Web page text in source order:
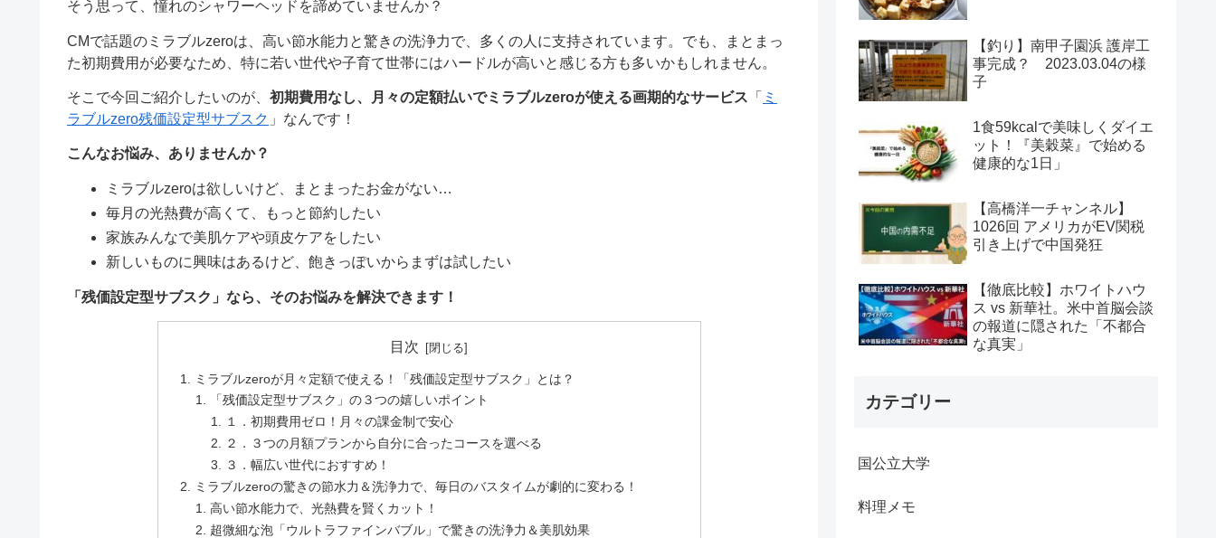
そう思って、憧れのシャワーヘッドを諦めていませんか？
CMで話題のミラブルzeroは、高い節水能力と驚きの洗浄力で、多くの人に支持されています。でも、まとまっ
た初期費用が必要なため、特に若い世代や子育て世帯にはハードルが高いと感じる方も多いかもしれません。
そこで今回ご紹介したいのが、 初期費用なし、月々の定額払いでミラブルzeroが使える画期的なサービス 「 ミ
ラブルzero残価設定型サブスク 」なんです！
こんなお悩み、ありませんか？
ミラブルzeroは欲しいけど、まとまったお金がない…
毎月の光熱費が高くて、もっと節約したい
家族みんなで美肌ケアや頭皮ケアをしたい
新しいものに興味はあるけど、飽きっぽいからまずは試したい
「残価設定型サブスク」なら、そのお悩みを解決できます！
目次
ミラブルzeroが月々定額で使える！「残価設定型サブスク」とは？
「残価設定型サブスク」の３つの嬉しいポイント
１．初期費用ゼロ！月々の課金制で安心
２．３つの月額プランから自分に合ったコースを選べる
３．幅広い世代におすすめ！
ミラブルzeroの驚きの節水力＆洗浄力で、毎日のバスタイムが劇的に変わる！
高い節水能力で、光熱費を賢くカット！
超微細な泡「ウルトラファインバブル」で驚きの洗浄力＆美肌効果
【釣り】南甲子園浜 護岸工
事完成？ 2023.03.04の様
子
1食59kcalで美味しくダイエ
ット！『美穀菜』で始める
健康的な1日」
【高橋洋一チャンネル】
1026回 アメリカがEV関税
引き上げで中国発狂
【徹底比較】ホワイトハウ
ス vs 新華社。米中首脳会談
の報道に隠された「不都合
な真実」
カテゴリー
国公立大学
料理メモ